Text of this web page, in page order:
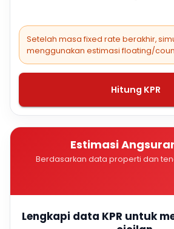
Setelah masa fixed rate berakhir,
menggunakan estimasi floating/
Hitung KPR
Estimasi
Berdasarkan data properti dan
Lengkapi data KPR untuk